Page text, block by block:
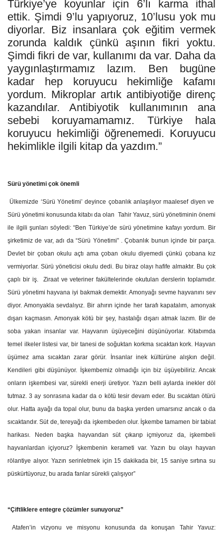
Türkiye’ye koyunlar için 6’lı karma ithal
ettik. Şimdi 9’lu yapıyoruz, 10’lusu yok mu
diyorlar. Biz insanlara çok eğitim vermek
zorunda kaldık çünkü aşının fikri yoktu.
Şimdi fikri de var, kullanımı da var. Daha da
yaygınlaştırmamız lazım. Ben bugüne
kadar hep koruyucu hekimliğe kafamı
yordum. Mikroplar artık antibiyotiğe direnç
kazandılar. Antibiyotik kullanımının ana
sebebi koruyamamamız. Türkiye hala
koruyucu hekimliği öğrenemedi. Koruyucu
hekimlikle ilgili kitap da yazdım.”
Sürü yönetimi çok önemli
Ülkemizde ‘Sürü Yönetimi’ deyince çobanlık anlaşılıyor maalesef diyen ve
Sürü yönetimi konusunda kitabı da olan Tahir Yavuz, sürü yönetiminin önemi
ile ilgili şunları söyledi: “Ben Türkiye’de sürü yönetimine kafayı yordum. Bir
şirketimiz de var, adı da “Sürü Yönetimi” . Çobanlık bunun içinde bir parça.
Devlet bir çoban okulu açtı ama çoban okulu diyemedi çünkü çobana kız
vermiyorlar. Sürü yöneticisi okulu dedi. Bu biraz olayı hafife almaktır. Bu çok
çaplı bir iş. Ziraat ve veteriner fakültelerinde okutulan derslerin toplamıdır.
Sürü yönetimi hayvana iyi bakmak demektir. Amonyağı sevme hayvanını sev
diyor. Amonyakla sevdalıyız. Bir ahırın içinde her tarafı kapatalım, amonyak
dışarı kaçmasın. Amonyak kötü bir şey, hastalığı dışarı atmak lazım. Bir de
soba yakan insanlar var. Hayvanın üşüyeceğini düşünüyorlar. Kitabımda
temel ilkeler listesi var, bir tanesi de soğuktan korkma sıcaktan kork. Hayvan
üşümez ama sıcaktan zarar görür. İnsanlar inek kültürüne alışkın değil.
Kendileri gibi düşünüyor. İşkembemiz olmadığı için biz üşüyebiliriz. Ancak
onların işkembesi var, sürekli enerji üretiyor. Yazın belli aylarda inekler döl
tutmaz. 3 ay sonrasına kadar da o kötü tesir devam eder. Bu sıcaktan ötürü
olur. Hatta ayağı da topal olur, bunu da başka yerden umarsınız ancak o da
sıcaktandır. Süt de, tereyağı da işkembeden olur. İşkembe tamamen bir tabiat
harikası. Neden başka hayvandan süt çıkarıp içmiyoruz da, işkembeli
hayvanlardan içiyoruz? İşkembenin kerameti var. Yazın bu olayı hayvan
rölantiye alıyor. Yazın serinletmek için 15 dakikada bir, 15 saniye sırtına su
püskürtüyoruz, bu arada fanlar sürekli çalışıyor”
“Çiftliklere entegre çözümler sunuyoruz”
Atafen’in vizyonu ve misyonu konusunda da konuşan Tahir Yavuz: